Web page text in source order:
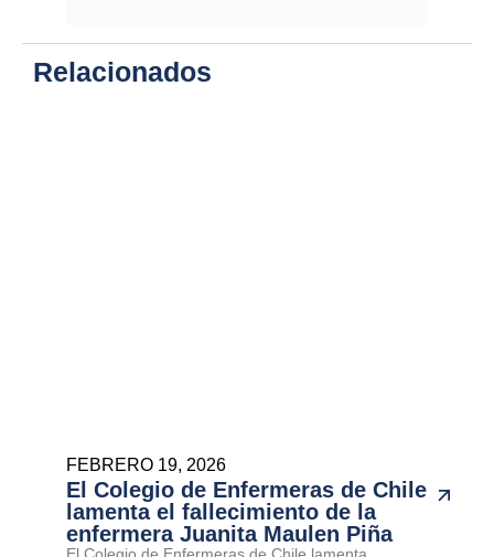
Relacionados
FEBRERO 19, 2026
El Colegio de Enfermeras de Chile
lamenta el fallecimiento de la
enfermera Juanita Maulen Piña
El Colegio de Enfermeras de Chile lamenta